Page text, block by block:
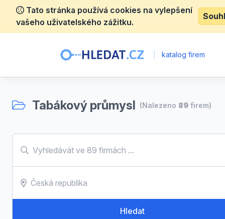
Tato stránka používá cookies na vylepšení
vašeho uživatelského zážitku.
katalog firem
Tabákový průmysl (Nalezeno 89 firem)
Hledat